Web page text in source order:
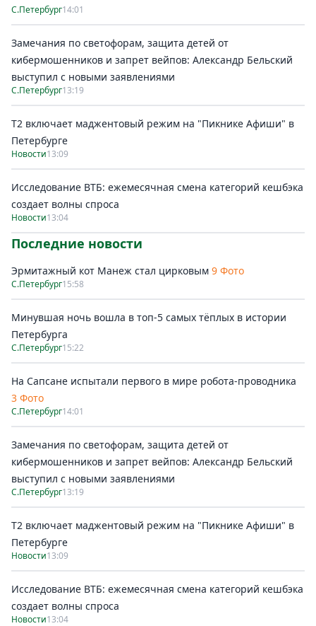
С.Петербург14:01
Замечания по светофорам, защита детей от
кибермошенников и запрет вейпов: Александр Бельский
выступил с новыми заявлениями
С.Петербург13:19
Т2 включает маджентовый режим на "Пикнике Афиши" в
Петербурге
Новости13:09
Исследование ВТБ: ежемесячная смена категорий кешбэка
создает волны спроса
Новости13:04
Последние новости
Эрмитажный кот Манеж стал цирковым 9 Фото
С.Петербург15:58
Минувшая ночь вошла в топ-5 самых тёплых в истории
Петербурга
С.Петербург15:22
На Сапсане испытали первого в мире робота-проводника
3 Фото
С.Петербург14:01
Замечания по светофорам, защита детей от
кибермошенников и запрет вейпов: Александр Бельский
выступил с новыми заявлениями
С.Петербург13:19
Т2 включает маджентовый режим на "Пикнике Афиши" в
Петербурге
Новости13:09
Исследование ВТБ: ежемесячная смена категорий кешбэка
создает волны спроса
Новости13:04